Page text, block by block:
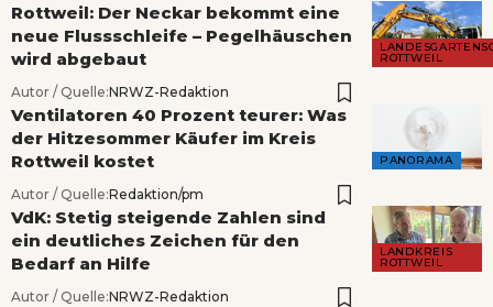
ROTTWEIL
Rottweil: Der Neckar bekommt eine
neue Flussschleife – Pegelhäuschen
wird abgebaut
Autor / Quelle:NRWZ-Redaktion
PANORAMA
Ventilatoren 40 Prozent teurer: Was
der Hitzesommer Käufer im Kreis
Rottweil kostet
Autor / Quelle:Redaktion/pm
LANDKREIS
ROTTWEIL
VdK: Stetig steigende Zahlen sind
ein deutliches Zeichen für den
Bedarf an Hilfe
Autor / Quelle:NRWZ-Redaktion